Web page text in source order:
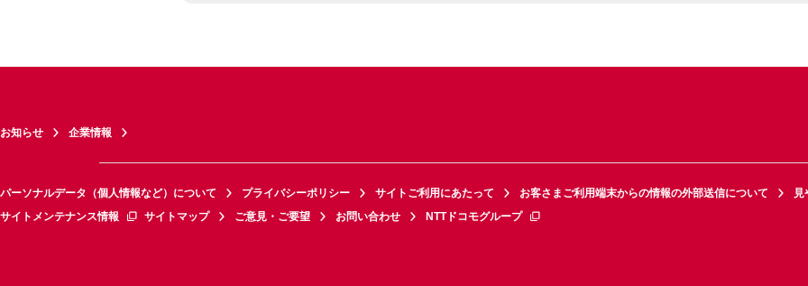
お知らせ 企業情報
パーソナルデータ（個人情報など）について プライバシーポリシー サイトご利用にあたって お客さまご利用端末からの情報の外部送信について
見
サイトメンテナンス情報
サイトマップ ご意見・ご要望 お問い合わせ NTTドコモグループ